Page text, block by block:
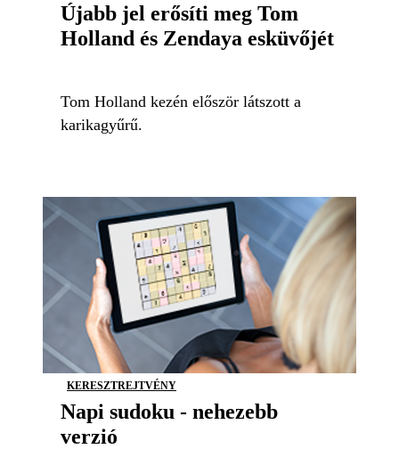
Újabb jel erősíti meg Tom
Holland és Zendaya esküvőjét
Tom Holland kezén először látszott a
karikagyűrű.
KERESZTREJTVÉNY
Napi sudoku - nehezebb
verzió